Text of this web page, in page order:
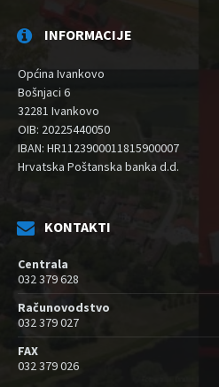
INFORMACIJE
Općina Ivankovo
Bošnjaci 6
32281 Ivankovo
OIB: 20225440050
IBAN: HR1123900011815900007
Hrvatska Poštanska banka d.d.
KONTAKTI
Centrala
032 379 628
Računovodstvo
032 379 027
FAX
032 379 026